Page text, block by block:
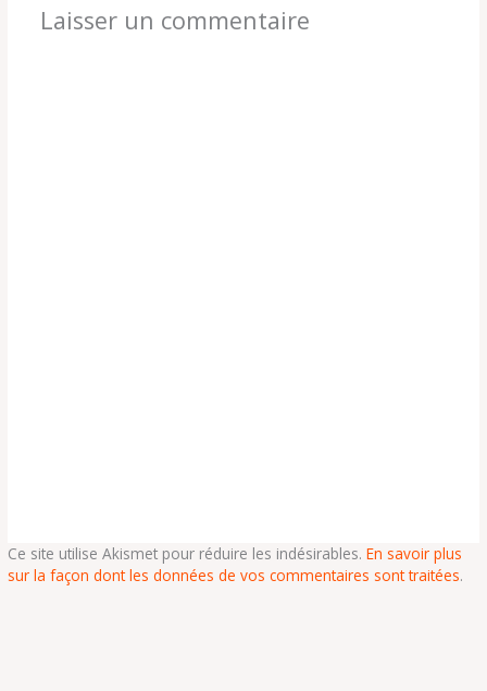
Laisser un commentaire
Ce site utilise Akismet pour réduire les indésirables.En savoir plus
sur la façon dont les données de vos commentaires sont traitées.